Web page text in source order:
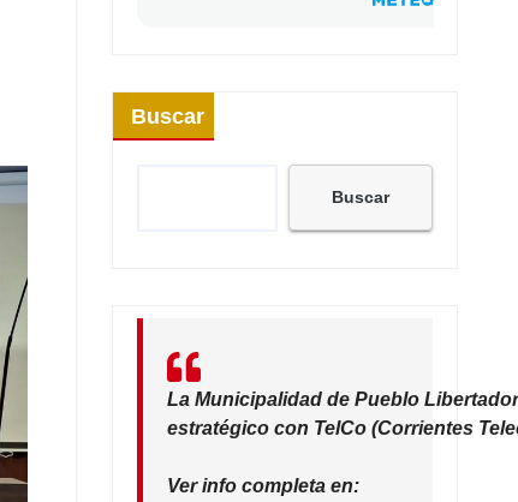
Buscar
Buscar
La Municipalidad de Pueblo
estratégico con TelCo (Corrientes
Ver info completa en: